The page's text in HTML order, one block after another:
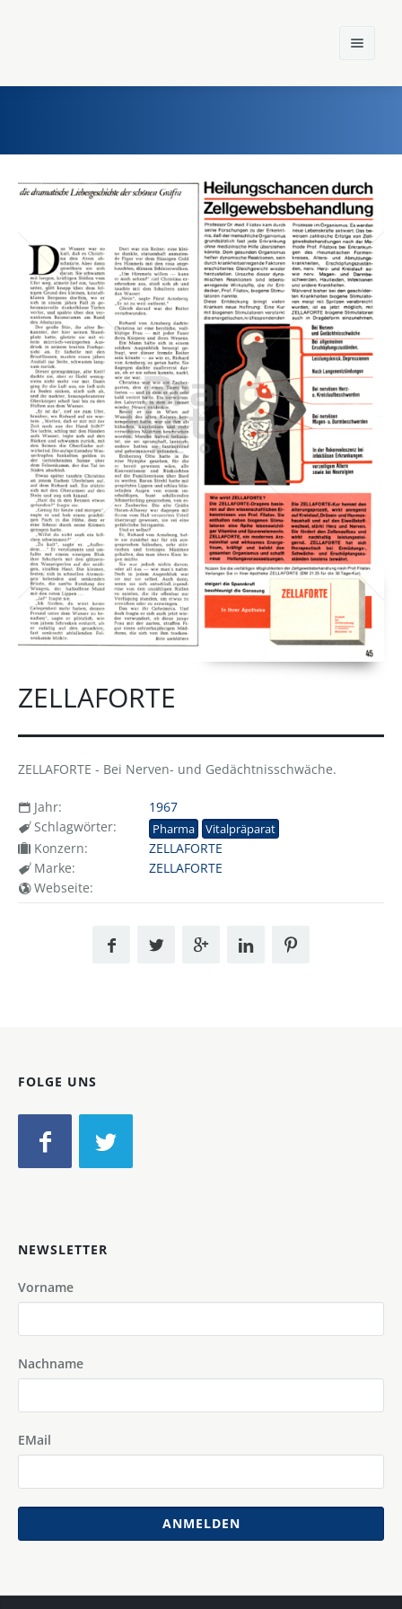
Marken
Konzerne
Epoche
ZELLAFORTE
ZELLAFORTE - Bei Nerven- und Gedächtnisschwäche.
Jahr:
1967
Schlagwörter:
Pharma Vitalpräparat
Konzern:
ZELLAFORTE
Marke:
ZELLAFORTE
Webseite:
FOLGE UNS
NEWSLETTER
Vorname
Nachname
EMail
ANMELDEN